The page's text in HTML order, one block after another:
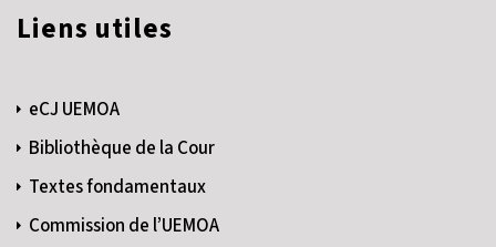
Liens utiles
eCJ UEMOA
Bibliothèque de la Cour
Textes fondamentaux
Commission de l’UEMOA